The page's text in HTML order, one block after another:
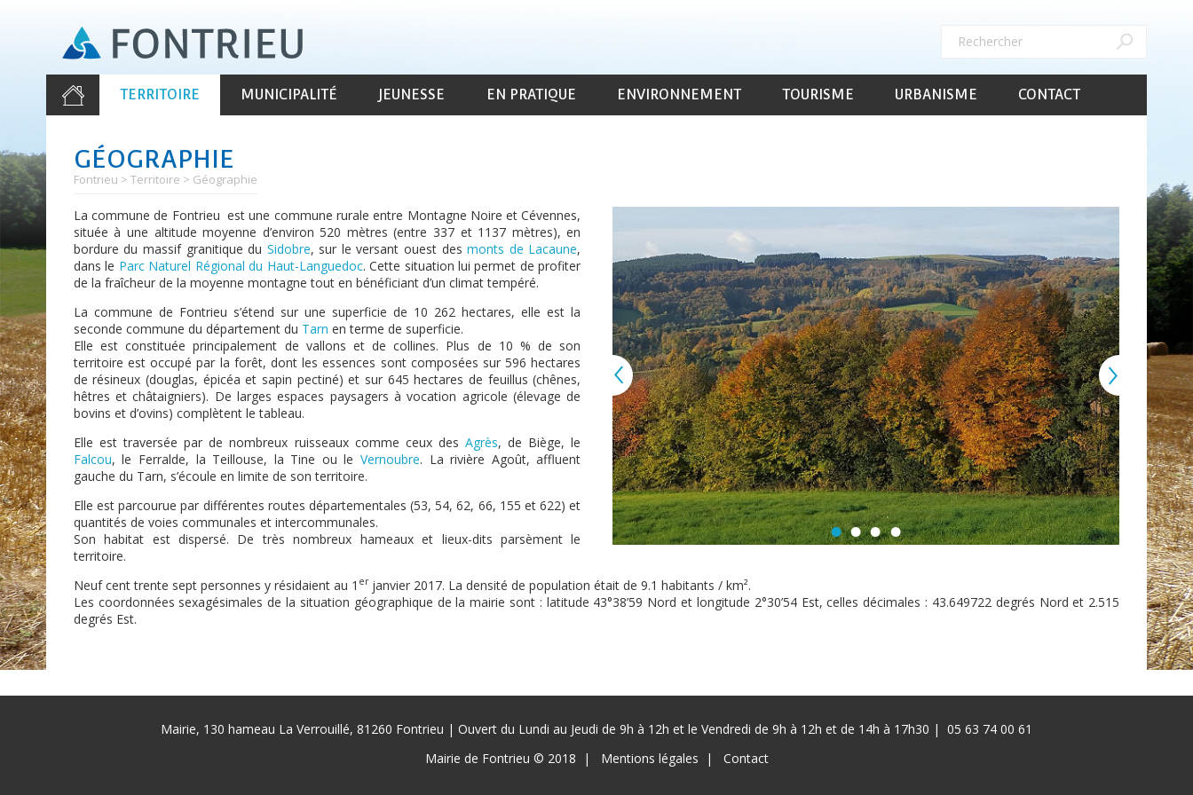
Rechercher Rechercher
TERRITOIRE MUNICIPALITÉ JEUNESSE EN PRATIQUE ENVIRONNEMENT TOURISME URBANISME CONTACT
GÉOGRAPHIE
Fontrieu Territoire Géographie
La commune de Fontrieu est une commune rurale entre Montagne Noire et Cévennes,
située à une altitude moyenne d’environ 520 mètres (entre 337 et 1137 mètres), en
bordure du massif granitique du Sidobre, sur le versant ouest desmonts de Lacaune,
dans le Parc Naturel Régional du Haut-Languedoc. Cette situation lui permet de profiter
de la fraîcheur de la moyenne montagne tout en bénéficiant d’un climat tempéré.
La commune de Fontrieu s’étend sur une superficie de 10 262 hectares, elle est la
seconde commune du département du Tarn en terme de superficie.
Elle est constituée principalement de vallons et de collines. Plus de 10 % de son
territoire est occupé par la forêt, dont les essences sont composées sur 596 hectares
de résineux (douglas, épicéa et sapin pectiné) et sur 645 hectares de feuillus (chênes,
hêtres et châtaigniers). De larges espaces paysagers à vocation agricole (élevage de
bovins et d’ovins) complètent le tableau.
Elle est traversée par de nombreux ruisseaux comme ceux des Agrès, de Biège, le
Falcou, le Ferralde, la Teillouse, la Tine ou leVernoubre. La rivière Agoût, affluent
gauche du Tarn, s’écoule en limite de son territoire.
Elle est parcourue par différentes routes départementales (53, 54, 62, 66, 155 et 622) et
quantités de voies communales et intercommunales.
Son habitat est dispersé. De très nombreux hameaux et lieux-dits parsèment le
territoire.
Neuf cent trente sept personnes y résidaient au 1 erjanvier 2017. La densité de population était de 9.1 habitants / km².
Les coordonnées sexagésimales de la situation géographique de la mairie sont : latitude 43°38’59 Nord et longitude 2°30’54 Est, celles décimales : 43.649722 degrés Nord et 2.515
degrés Est.
Mairie, 130 hameau La Verrouillé, 81260 Fontrieu | Ouvert du Lundi au Jeudi de 9h à 12h et le Vendredi de 9h à 12h et de 14h à 17h30 | 05 63 74 00 61
Mairie de Fontrieu © 2018 Mentions légales Contact